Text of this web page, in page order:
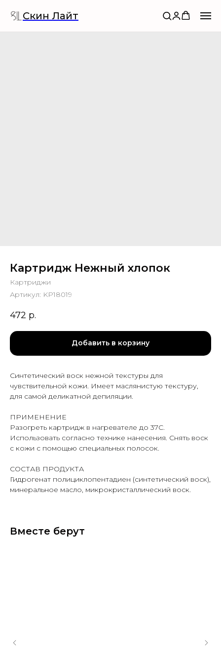
Скин Лайт
Картридж Нежный хлопок
Картриджи
Артикул: KP18019
472 р.
Добавить в корзину
Синтетический воск нежной текстуры для
чувствительной кожи. Имеет маслянистую текстуру,
для самой деликатной депиляции.
ПРИМЕНЕНИЕ
Разогреть картридж в нагревателе до 37С.
Использовать согласно технике нанесения. Снять воск
с кожи с помощью специальных полосок.
СОСТАВ ПРОДУКТА
Гидрогенат полициклопентадиен (синтетический воск),
минеральное масло, микрокристаллический воск.
Вместе берут